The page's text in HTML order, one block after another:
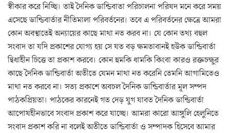
স্বীকার করে নিচ্ছি। তাই দৈনিক ডান্ডিবাতা পরিচালনা পরিষদ মনে করে সময়
এসেছে ডান্ডিবার্তার নীতিমালা পরিবর্তনের। তবে এ পরিবর্তনের ক্ষেত্রে আমরা
কোন অবস্থাতেই অন্যায়ের কাছে মাথা নত করব না। যে কোন তথ্য বহুল
সংবাদ তা যদি প্রকাশের যোগ্য হয় সে যত বড় ক্ষমতাবানই হউক ডান্ডিবার্তা
দ্বিধাহীন চিত্তে তা প্রকাশ করবে। কোন হুমকি ধামকি কিংবা কারও রক্তচক্ষুর
কাছে দৈনিক ডান্ডিবার্তা অতীতে যেমন মাথা নত করেনি তেমনি আগামিতেও
মাথা নত করবে না। সত্য প্রকাশে অবচল দৈনিক ডান্ডিবার্তার মূল সম্পদ
পাঠকপ্রিয়তা। পাঠকের কারনেই গত দেড় যুগ যাবত দৈনিক ডান্ডিবার্তা
আপোষহীনভাবে সংবাদ প্রকাশ করে যাচ্ছে। আমরা কারো আঙ্গুলি হেলুনিতে
সংবাদ প্রকাশ করি না বলেই অতীতে ডান্ডিবার্তা ও সম্পাদক হিসেবে আমার